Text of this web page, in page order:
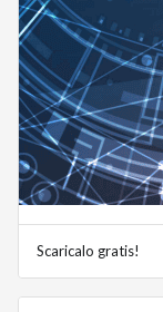
Scaricalo gratis!